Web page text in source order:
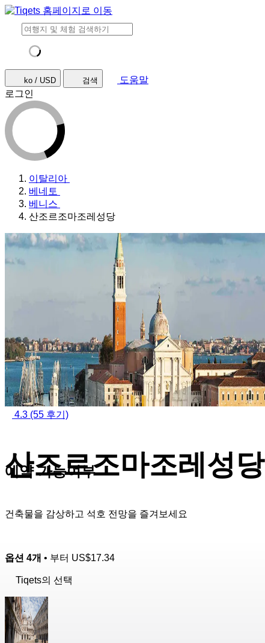
ko / USD 검색
도움말
로그인
이탈리아
베네토
베니스
산조르조마조레성당
4.3 (55 후기)
산조르조마조레성당
건축물을 감상하고 석호 전망을 즐겨보세요
예약 가능여부
옵션 4개 • 부터 US$17.34
Tiqets의 선택